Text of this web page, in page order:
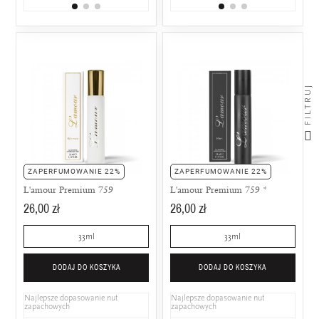
ZAPERFUMOWANIE 22%
L'amour Premium 759
26,00 zł
33ml
DODAJ DO KOSZYKA
Najlepsze dopasowanie nut
zapachowych
ZAPERFUMOWANIE 22%
L'amour Premium 759 *
26,00 zł
33ml
DODAJ DO KOSZYKA
Najlepsze dopasowanie nut
zapachowych
FILTRUJ